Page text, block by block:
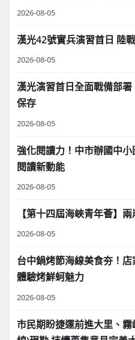
2026-08-05
漢光42號實兵演習首日 陸
2026-08-05
漢光演習首日全面戰備部
保存
2026-08-05
強化閱讀力！中市辦國中
閱讀新動能
2026-08-05
【第十四屆海峽青年薈】
2026-08-05
台中鍋烤節海線美食夯！
體驗烤鮮蚵魅力
2026-08-05
市民期盼捷運前進大里、